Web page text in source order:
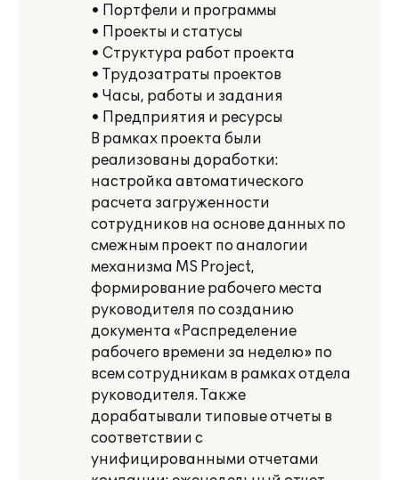
• Портфели и программы
• Проекты и статусы
• Структура работ проекта
• Трудозатраты проектов
• Часы, работы и задания
• Предприятия и ресурсы
В рамках проекта были
реализованы доработки:
настройка автоматического
расчета загруженности
сотрудников на основе данных по
смежным проект по аналогии
механизма MS Project,
формирование рабочего места
руководителя по созданию
документа «Распределение
рабочего времени за неделю» по
всем сотрудникам в рамках отдела
руководителя. Также
дорабатывали типовые отчеты в
соответствии с
унифицированными отчетами